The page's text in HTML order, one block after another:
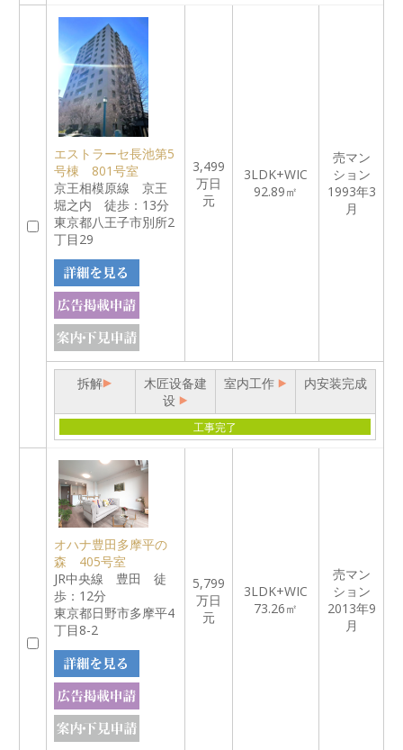
エストラーセ長池第5
号棟 801号室
京王相模原線 京王
堀之内 徒歩：13分
東京都八王子市別所2
丁目29
3,499
万日
元
3LDK+WIC
92.89㎡
売マン
ション
1993年3
月
拆解
木匠设备建
设
室内工作 内安装完成
工事完了
オハナ豊田多摩平の
森 405号室
JR中央線 豊田 徒
歩：12分
東京都日野市多摩平4
丁目8-2
5,799
万日
元
3LDK+WIC
73.26㎡
売マン
ション
2013年9
月